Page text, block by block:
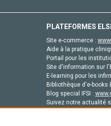
PLATEFORMES
Site e-commerce :
Aide à la pratique
Portail pour les
Site d'information sur
E-learning pour les
Bibliothèque d'e-books
Blog special IFSI :
Suivez notre actualité